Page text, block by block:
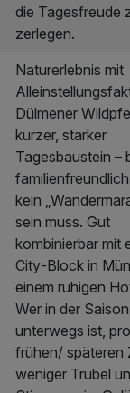
die Tagesfreude
zerlegen.
Naturerlebnis mit
Dülmener
kurzer, starker
Tagesbaustein –
kein
sein muss. Gut
kombinierbar mit
City‑Block in
einem ruhigen
Wer in der Saison
unterwegs ist,
frühen/ späteren
weniger Trubel